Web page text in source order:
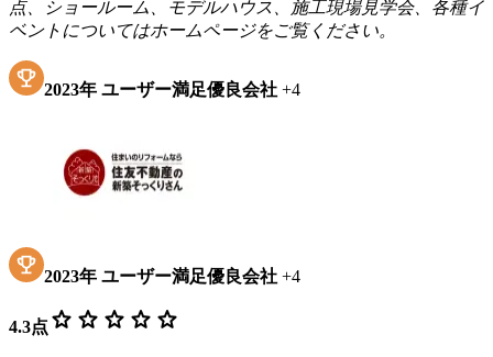
点、ショールーム、モデルハウス、施工現場見学会、各種イ
ベントについてはホームページをご覧ください。
2023年 ユーザー満足優良会社 +4
2023年 ユーザー満足優良会社 +4
4.3点 star star star star star